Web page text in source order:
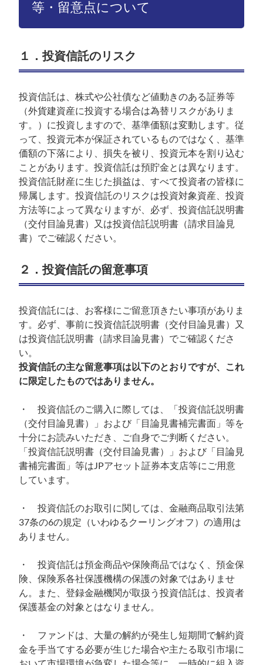
等・留意点について
１．投資信託のリスク
投資信託は、株式や公社債など値動きのある証券等
（外貨建資産に投資する場合は為替リスクがありま
す。）に投資しますので、基準価額は変動します。従
って、投資元本が保証されているものではなく、基準
価額の下落により、損失を被り、投資元本を割り込む
ことがあります。投資信託は預貯金とは異なります。
投資信託財産に生じた損益は、すべて投資者の皆様に
帰属します。投資信託のリスクは投資対象資産、投資
方法等によって異なりますが、必ず、投資信託説明書
（交付目論見書）又は投資信託説明書（請求目論見
書）でご確認ください。
２．投資信託の留意事項
投資信託には、お客様にご留意頂きたい事項がありま
す。必ず、事前に投資信託説明書（交付目論見書）又
は投資信託説明書（請求目論見書）でご確認くださ
い。
投資信託の主な留意事項は以下のとおりですが、これ
に限定したものではありません。
・ 投資信託のご購入に際しては、「投資信託説明書
（交付目論見書）」および「目論見書補完書面」等を
十分にお読みいただき、ご自身でご判断ください。
「投資信託説明書（交付目論見書）」および「目論見
書補完書面」等はJPアセット証券本支店等にご用意
しています。
・ 投資信託のお取引に関しては、金融商品取引法第
37条の6の規定（いわゆるクーリングオフ）の適用は
ありません。
・ 投資信託は預金商品や保険商品ではなく、預金保
険、保険系各社保護機構の保護の対象ではありませ
ん。また、登録金融機関が取扱う投資信託は、投資者
保護基金の対象とはなりません。
・ ファンドは、大量の解約が発生し短期間で解約資
金を手当てする必要が生じた場合や主たる取引市場に